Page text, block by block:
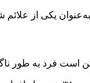
است فرد به